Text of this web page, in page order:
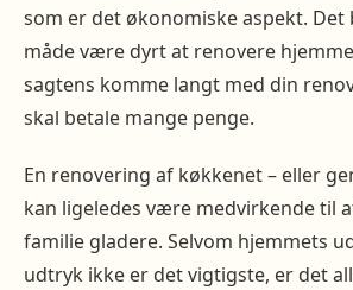
som er det økonomiske aspekt. Det
måde være dyrt at renovere
sagtens komme langt med din
skal betale mange penge.
En renovering af køkkenet – eller
kan ligeledes være medvirkende til
familie gladere. Selvom hjemmets
udtryk ikke er det vigtigste, er det